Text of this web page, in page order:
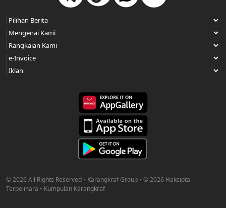
© 2026 All Rights Reserved • Karangkraf Group • © 2026 Hakcipta
Terpelihara • Kumpulan Karangkraf